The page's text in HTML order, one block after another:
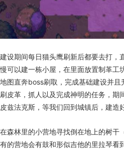
建设期间每日猫头鹰刷新后都要去打，
慢可以建一栋小屋，在里面放置制革工
地图直奔boss刷取，完成基础建设并
刷皮革，抓人以及完成神明的任务，期
皮兹法克斯，等我们回到城镇后，建造
在森林里的小营地寻找倒在地上的树干
有的营地会有鼓和形似吉他的里拉琴看